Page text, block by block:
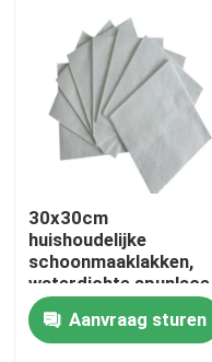
Producten
Over ons
30x30cm
huishoudelijke
schoonmaaklakken,
waterdichte spunlace
niet-geweven doekjes
Aanvraag sturen